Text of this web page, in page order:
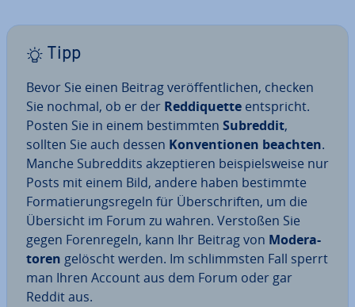
Tipp
Bevor Sie einen Beitrag ver­öf­fent­li­chen, checken
Sie nochmal, ob er der Red­di­quet­te ent­spricht.
Posten Sie in einem be­stimm­ten Subreddit,
sollten Sie auch dessen Kon­ven­tio­nen beachten.
Manche Subred­dits ak­zep­tie­ren bei­spiels­wei­se nur
Posts mit einem Bild, andere haben bestimmte
For­ma­tie­rungs­re­geln für Über­schrif­ten, um die
Übersicht im Forum zu wahren. Verstoßen Sie
gegen Fo­ren­re­geln, kann Ihr Beitrag von Mo­de­ra­
to­ren gelöscht werden. Im schlimms­ten Fall sperrt
man Ihren Account aus dem Forum oder gar
Reddit aus.